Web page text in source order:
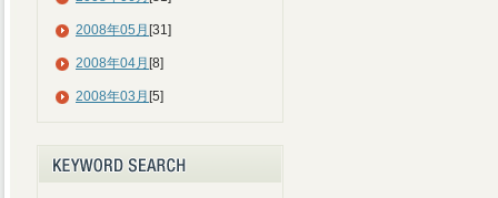
2008年05月 [31]
2008年04月 [8]
2008年03月 [5]